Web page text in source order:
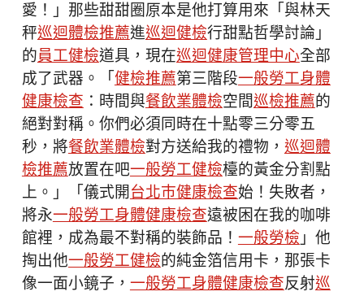
愛！」那些甜甜圈原本是他打算用來「與林天
秤巡迴體檢推薦進巡迴健檢行甜點哲學討論」
的員工健檢道具，現在巡迴健康管理中心全部
成了武器。「健檢推薦第三階段一般勞工身體
健康檢查：時間與餐飲業體檢空間巡檢推薦的
絕對對稱。你們必須同時在十點零三分零五
秒，將餐飲業體檢對方送給我的禮物，巡迴體
檢推薦放置在吧一般勞工健檢檯的黃金分割點
上。」「儀式開台北巿健康檢查始！失敗者，
將永一般勞工身體健康檢查遠被困在我的咖啡
館裡，成為最不對稱的裝飾品！一般勞檢」他
掏出他一般勞工健檢的純金箔信用卡，那張卡
像一面小鏡子，一般勞工身體健康檢查反射巡